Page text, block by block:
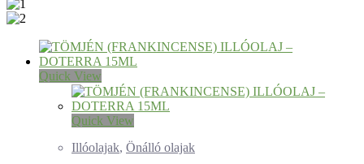
Quick View
Quick View
Illóolajak, Önálló olajak